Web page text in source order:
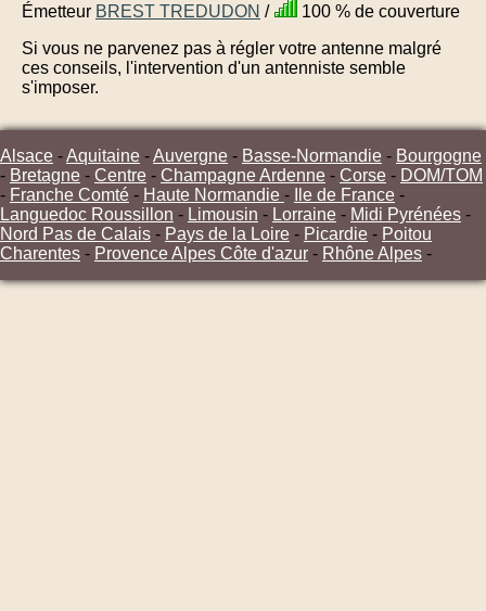
Émetteur BREST TREDUDON /
100 % de couverture
Si vous ne parvenez pas à régler votre antenne malgré
ces conseils, l'intervention d'un antenniste semble
s'imposer.
Alsace -Aquitaine -Auvergne - Basse-Normandie - Bourgogne
- Bretagne - Centre - Champagne Ardenne - Corse - DOM/TOM
- Franche Comté - Haute Normandie - Ile de France -
Languedoc Roussillon - Limousin - Lorraine - Midi Pyrénées -
Nord Pas de Calais - Pays de la Loire - Picardie - Poitou
Charentes - Provence Alpes Côte d'azur - Rhône Alpes -